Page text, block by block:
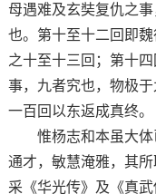
母遇难及玄奘复仇之
也。第十至十二回即
之十至十三回；第十
事，九者究也，物极
一百回以东返成真终。
惟杨志和本虽大体
通才，敏慧淹雅，其
采《华光传》及《真